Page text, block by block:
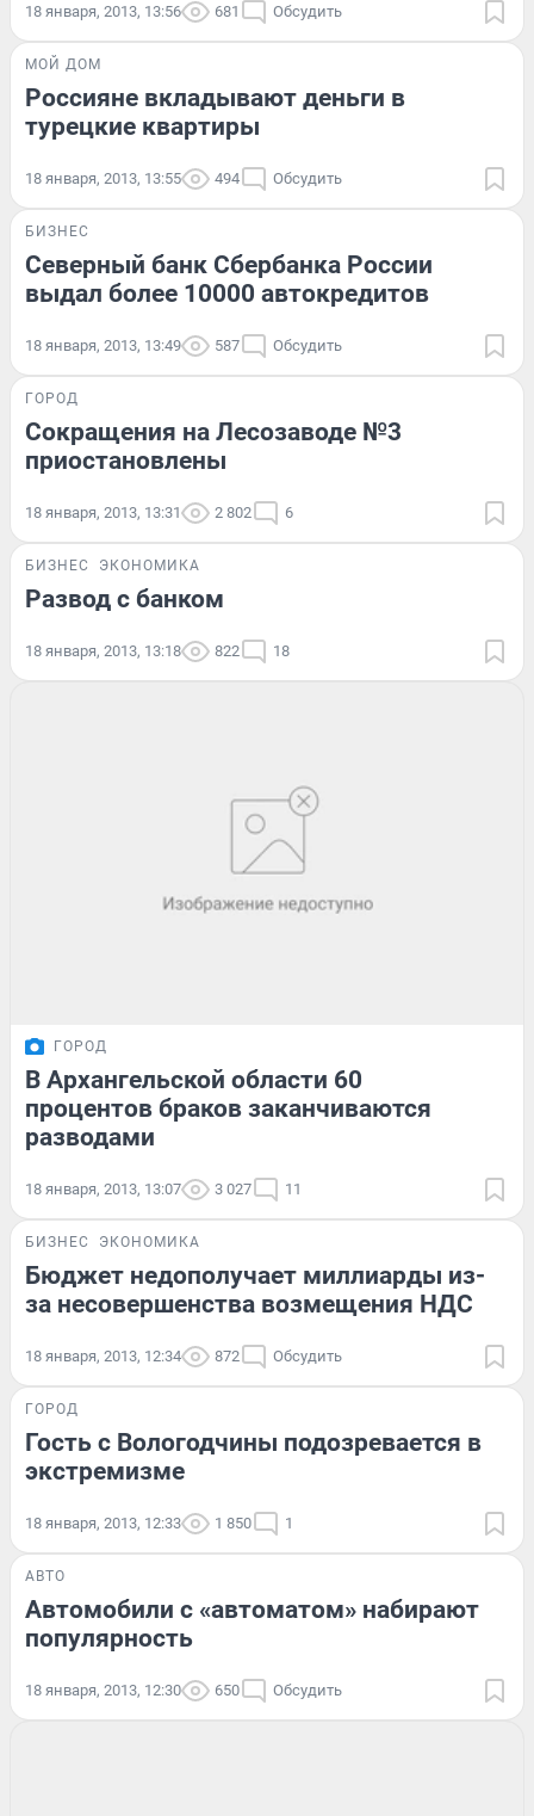
18 января, 2013, 13:56 681 Обсудить
МОЙ ДОМ
Россияне вкладывают деньги в
турецкие квартиры
18 января, 2013, 13:55 494 Обсудить
БИЗНЕС
Северный банк Сбербанка России
выдал более 10000 автокредитов
18 января, 2013, 13:49 587 Обсудить
ГОРОД
Сокращения на Лесозаводе №3
приостановлены
18 января, 2013, 13:31 2 802 6
БИЗНЕС ЭКОНОМИКА
Развод с банком
18 января, 2013, 13:18 822 18
ГОРОД
В Архангельской области 60
процентов браков заканчиваются
разводами
18 января, 2013, 13:07 3 027 11
БИЗНЕС ЭКОНОМИКА
Бюджет недополучает миллиарды из-
за несовершенства возмещения НДС
18 января, 2013, 12:34 872 Обсудить
ГОРОД
Гость с Вологодчины подозревается в
экстремизме
18 января, 2013, 12:33 1 850 1
АВТО
Автомобили с «автоматом» набирают
популярность
18 января, 2013, 12:30 650 Обсудить